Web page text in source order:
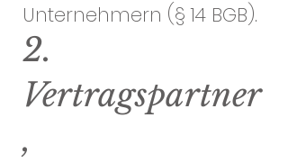
Unternehmern (§ 14 BGB).
2.
Vertragspartner
,